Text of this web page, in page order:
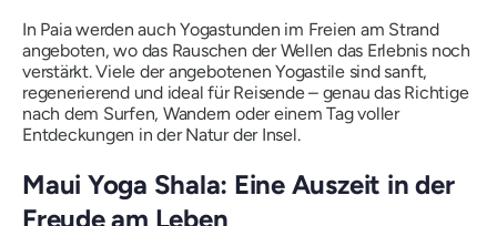
In Paia werden auch Yogastunden im Freien am Strand
angeboten, wo das Rauschen der Wellen das Erlebnis noch
verstärkt. Viele der angebotenen Yogastile sind sanft,
regenerierend und ideal für Reisende – genau das Richtige
nach dem Surfen, Wandern oder einem Tag voller
Entdeckungen in der Natur der Insel.
Maui Yoga Shala: Eine Auszeit in der
Freude am Leben